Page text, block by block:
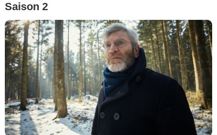
Saison 2